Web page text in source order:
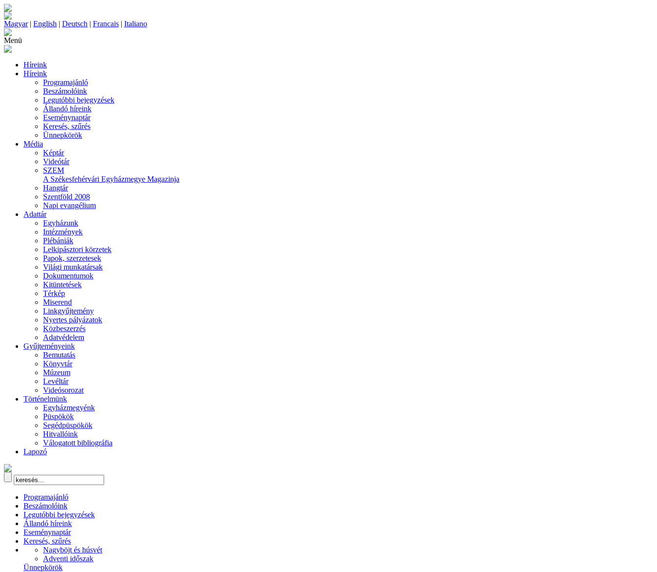
Magyar| English | Deutsch | Francais | Italiano
Menü
Híreink
Híreink
Programajánló
Beszámolóink
Legutóbbi bejegyzések
Állandó híreink
Eseménynaptár
Keresés, szűrés
Ünnepkörök
Média
Képtár
Videótár
SZEM
A Székesfehérvári Egyházmegye Magazinja
Hangtár
Szentföld 2008
Napi evangélium
Adattár
Egyházunk
Intézmények
Plébániák
Lelkipásztori körzetek
Papok, szerzetesek
Világi munkatársak
Dokumentumok
Kitüntetések
Térkép
Miserend
Linkgyűjtemény
Nyertes pályázatok
Közbeszerzés
Adatvédelem
Gyűjteményeink
Bemutatás
Könyvtár
Múzeum
Levéltár
Videósorozat
Történelmünk
Egyházmegyénk
Püspökök
Segédpüspökök
Hitvallóink
Válogatott bibliográfia
Lapozó
Programajánló
Beszámolóink
Legutóbbi bejegyzések
Állandó híreink
Eseménynaptár
Keresés, szűrés
Nagyböjt és húsvét
Adventi időszak
Ünnepkörök